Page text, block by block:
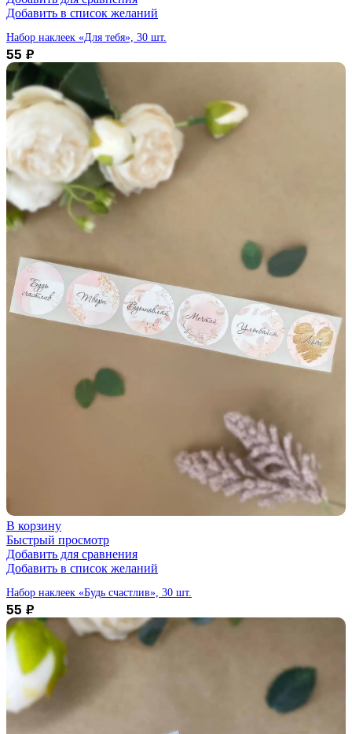
Добавить в список желаний
Набор наклеек «Для тебя», 30 шт.
55 ₽
В корзину
Быстрый просмотр
Добавить для сравнения
Добавить в список желаний
Набор наклеек «Будь счастлив», 30 шт.
55 ₽